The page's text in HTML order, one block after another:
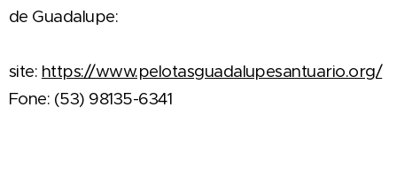
de Guadalupe:
site: https://www.pelotasguadalupesantuario.org/
Fone: (53) 98135-6341